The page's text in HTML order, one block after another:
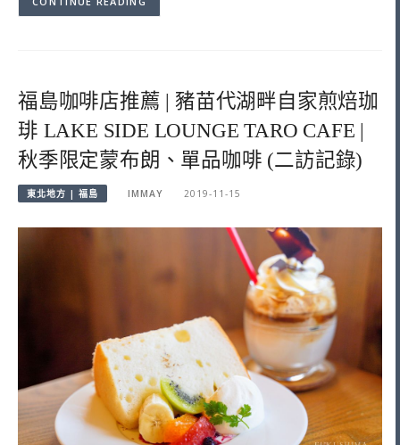
福島咖啡店推薦 | 豬苗代湖畔自家煎焙珈
琲 LAKE SIDE LOUNGE TARO CAFE |
秋季限定蒙布朗、單品咖啡 (二訪記錄)
東北地方 | 福島 IMMAY 2019-11-15